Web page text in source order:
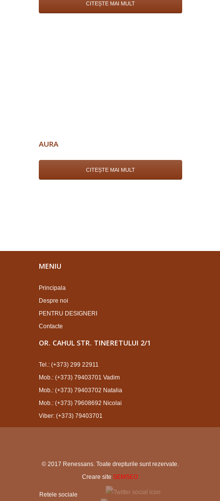
CITEȘTE MAI MULT
AURA
CITEȘTE MAI MULT
MENIU
Principala
Despre noi
PENTRU DESIGNERI
Contacte
OR. CAHUL STR. TINERETULUI 2/1
Tel.: (+373) 299 22911
Mob.: (+373) 79403701 Vadim
Mob.: (+373) 79403702 Natalia
Mob.: (+373) 79608692 Nicolai
Viber: (+373) 79403701
© 2017 Renessans. Toate drepturile sunt rezervate.
Creare site SEMSEO
Retele sociale